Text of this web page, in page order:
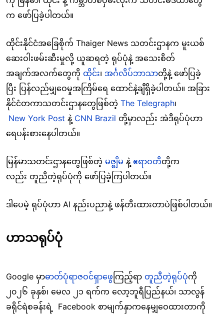
က ဖော်ပြခဲ့ပါတယ်။
ထိုင်းနိုင်ငံအခြေစိုက် Thaiger News သတင်းဌာနက မူးယစ်
ဆေးဝါးဖမ်းဆီးမှုလို့ ယူဆရတဲ့ ရုပ်ပုံနဲ့ အသေးစိတ်
အချက်အလက်တွေကို ထိုင်း၊ အငဂလိပ်ဘာသာတို့နဲ့ ဖော်ပြခဲ့
ပြီး ပြန်လည်မျှဝေမှုအကြိမ်ရေ ထောင်နဲ့ချီရှိခဲ့ပါတယ်။ အခြား
နိုင်ငံတကာသတင်းဌာနတွေဖြစ်တဲ့ The Telegraph၊
New York Post နဲ့ CNN Brazil တို့မှာလည်း အဲဒီရုပ်ပုံဟာ
ရေပန်းစားနေပါတယ်။
မြန်မာသတင်းဌာနတွေဖြစ်တဲ့ မဇ္စျိမ နဲ့ ဧရာဝတီတို့က
လည်း တူညီတဲ့ရုပ်ပုံကို ဖော်ပြခဲ့ကြပါတယ်။
ဒါပေမဲ့ ရုပ်ပုံဟာ AI နည်းပညာနဲ့ ဖန်တီးထားတာပဲဖြစ်ပါတယ်။
ဟာသရုပ်ပုံ
Google မှာဓာတ်ပုံရာဇဝင်ရှာဖွေ ကြည့်ရာ တူညီတဲ့ရုပ်ပုံကို
၂၀၂၆ ခုနှစ်၊ မေလ ၂၁ ရက်က လော့ဘူရီပြည်နယ်၊ သာလွန်
ခရိုင်ရဲစခန်းရဲ့ Facebook စာမျက်နှာကနေမျှဝေထားတာကို